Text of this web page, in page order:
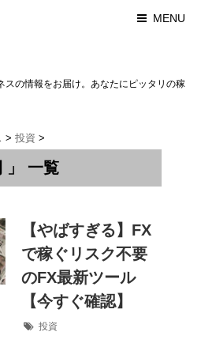
MENU
スの情報をお届け。あなたにピッタリの稼
> 投資 >
」 一覧
【やばすぎる】FX
で稼ぐリスク不要
のFX最新ツール
【今すぐ確認】
投資